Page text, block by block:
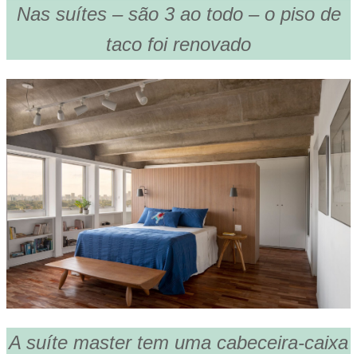
Nas suítes – são 3 ao todo – o piso de
taco foi renovado
A suíte master tem uma cabeceira-caixa